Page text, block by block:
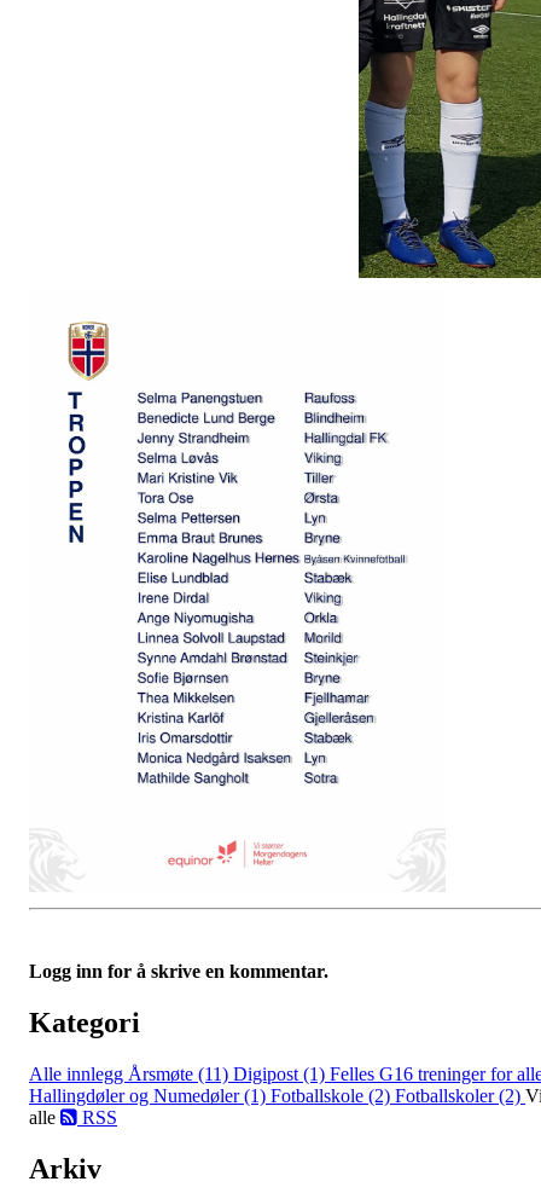
Logg inn for å skrive en kommentar.
Kategori
Alle innlegg Årsmøte (11) Digipost (1) Felles G16 treninger for
Hallingdøler og Numedøler (1) Fotballskole (2) Fotballskoler (2)
alle
RSS
Arkiv